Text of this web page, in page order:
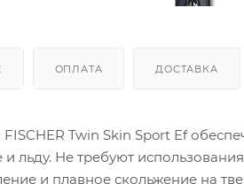
ОПЛАТА ДОСТАВКА
Twin Skin Sport Ef
и льду. Не требуют
и плавное скольжение на